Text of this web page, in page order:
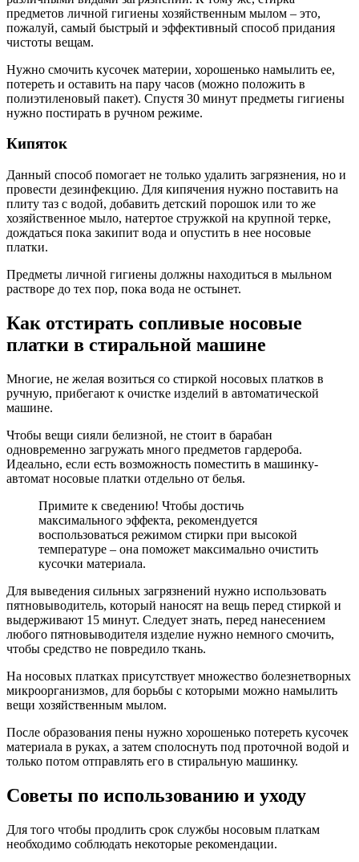
предметов личной гигиены хозяйственным мылом – это,
пожалуй, самый быстрый и эффективный способ придания
чистоты вещам.
Нужно смочить кусочек материи, хорошенько намылить ее,
потереть и оставить на пару часов (можно положить в
полиэтиленовый пакет). Спустя 30 минут предметы гигиены
нужно постирать в ручном режиме.
Кипяток
Данный способ помогает не только удалить загрязнения, но и
провести дезинфекцию. Для кипячения нужно поставить на
плиту таз с водой, добавить детский порошок или то же
хозяйственное мыло, натертое стружкой на крупной терке,
дождаться пока закипит вода и опустить в нее носовые
платки.
Предметы личной гигиены должны находиться в мыльном
растворе до тех пор, пока вода не остынет.
Как отстирать сопливые носовые
платки в стиральной машине
Многие, не желая возиться со стиркой носовых платков в
ручную, прибегают к очистке изделий в автоматической
машине.
Чтобы вещи сияли белизной, не стоит в барабан
одновременно загружать много предметов гардероба.
Идеально, если есть возможность поместить в машинку-
автомат носовые платки отдельно от белья.
Примите к сведению! Чтобы достичь
максимального эффекта, рекомендуется
воспользоваться режимом стирки при высокой
температуре – она поможет максимально очистить
кусочки материала.
Для выведения сильных загрязнений нужно использовать
пятновыводитель, который наносят на вещь перед стиркой и
выдерживают 15 минут. Следует знать, перед нанесением
любого пятновыводителя изделие нужно немного смочить,
чтобы средство не повредило ткань.
На носовых платках присутствует множество болезнетворных
микроорганизмов, для борьбы с которыми можно намылить
вещи хозяйственным мылом.
После образования пены нужно хорошенько потереть кусочек
материала в руках, а затем сполоснуть под проточной водой и
только потом отправлять его в стиральную машинку.
Советы по использованию и уходу
Для того чтобы продлить срок службы носовым платкам
необходимо соблюдать некоторые рекомендации.